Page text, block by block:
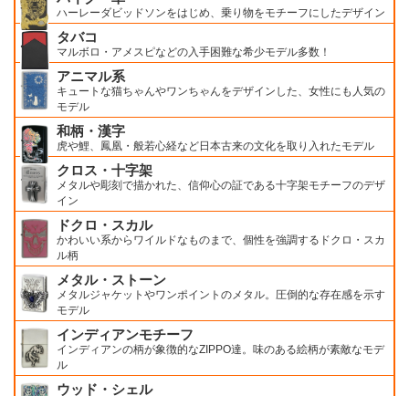
ハーレーダビッドソンをはじめ、乗り物をモチーフにしたデザイン
タバコ
マルボロ・アメスピなどの入手困難な希少モデル多数！
アニマル系
キュートな猫ちゃんやワンちゃんをデザインした、女性にも人気の
モデル
和柄・漢字
虎や鯉、鳳凰・般若心経など日本古来の文化を取り入れたモデル
クロス・十字架
メタルや彫刻で描かれた、信仰心の証である十字架モチーフのデザ
イン
ドクロ・スカル
かわいい系からワイルドなものまで、個性を強調するドクロ・スカ
ル柄
メタル・ストーン
メタルジャケットやワンポイントのメタル。圧倒的な存在感を示す
モデル
インディアンモチーフ
インディアンの柄が象徴的なZIPPO達。味のある絵柄が素敵なモデ
ル
ウッド・シェル